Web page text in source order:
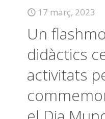
17 març, 2023
Un
didàctics
activitats